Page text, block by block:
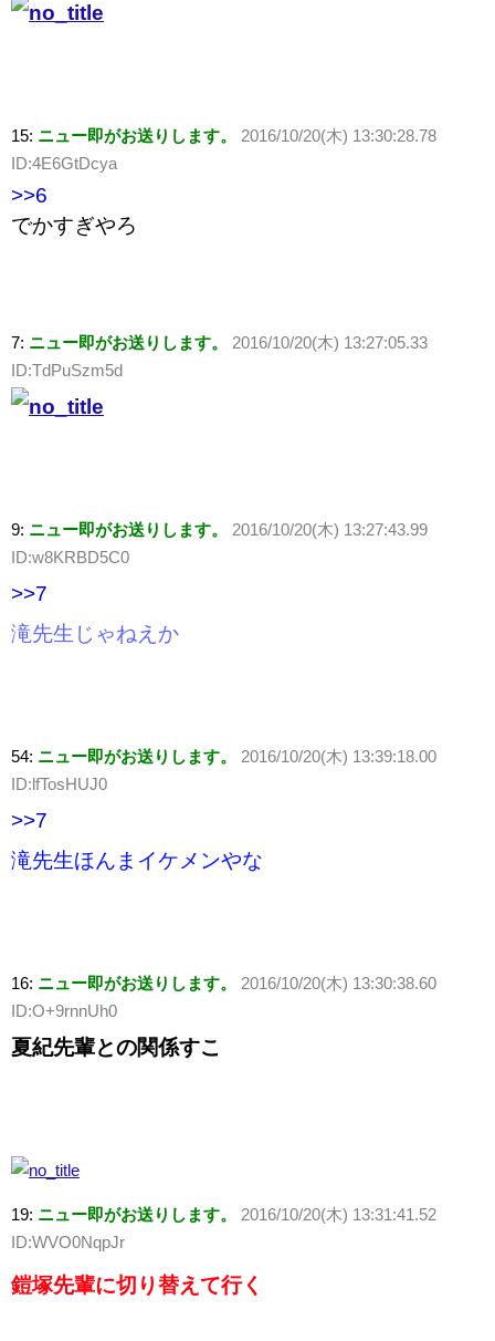
15: ニュー即がお送りします。
2016/10/20(木) 13:30:28.78
ID:4E6GtDcya
>>6
でかすぎやろ
7: ニュー即がお送りします。
2016/10/20(木) 13:27:05.33
ID:TdPuSzm5d
9: ニュー即がお送りします。
2016/10/20(木) 13:27:43.99
ID:w8KRBD5C0
>>7
滝先生じゃねえか
54: ニュー即がお送りします。
2016/10/20(木) 13:39:18.00
ID:lfTosHUJ0
>>7
滝先生ほんまイケメンやな
16: ニュー即がお送りします。
2016/10/20(木) 13:30:38.60
ID:O+9rnnUh0
夏紀先輩との関係すこ
19: ニュー即がお送りします。
2016/10/20(木) 13:31:41.52
ID:WVO0NqpJr
鎧塚先輩に切り替えて行く